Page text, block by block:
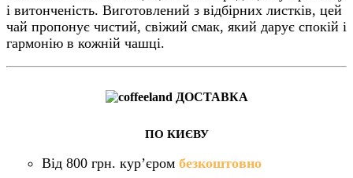
і витонченість. Виготовлений з відбірних листків, цей
чай пропонує чистий, свіжий смак, який дарує спокій і
гармонію в кожній чашці.
ДОСТАВКА
ПО КИЄВУ
Від 800 грн. кур’єром безкоштовно